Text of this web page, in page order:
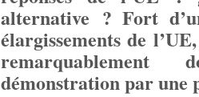
alternative ? Fort
élargissements de
démonstration par une